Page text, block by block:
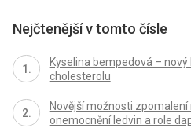
Nejčtenější v tomto čísle
Kyselina bempedová –
cholesterolu
Novější možnosti
onemocnění ledvin a role